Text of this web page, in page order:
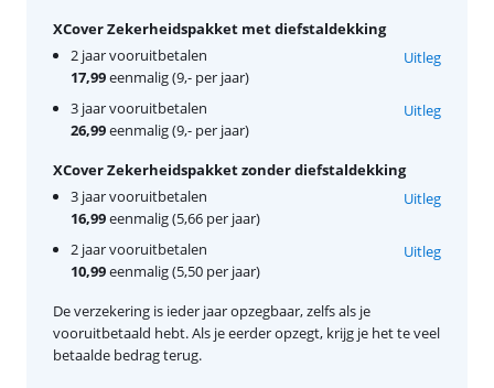
XCover Zekerheidspakket met diefstaldekking
2 jaar vooruitbetalen
17,99eenmalig (9,- per jaar)
Uitleg
3 jaar vooruitbetalen
26,99eenmalig (9,- per jaar)
Uitleg
XCover Zekerheidspakket zonder diefstaldekking
3 jaar vooruitbetalen
16,99eenmalig (5,66 per jaar)
Uitleg
2 jaar vooruitbetalen
10,99eenmalig (5,50 per jaar)
Uitleg
De verzekering is ieder jaar opzegbaar, zelfs als je
vooruitbetaald hebt. Als je eerder opzegt, krijg je het te veel
betaalde bedrag terug.